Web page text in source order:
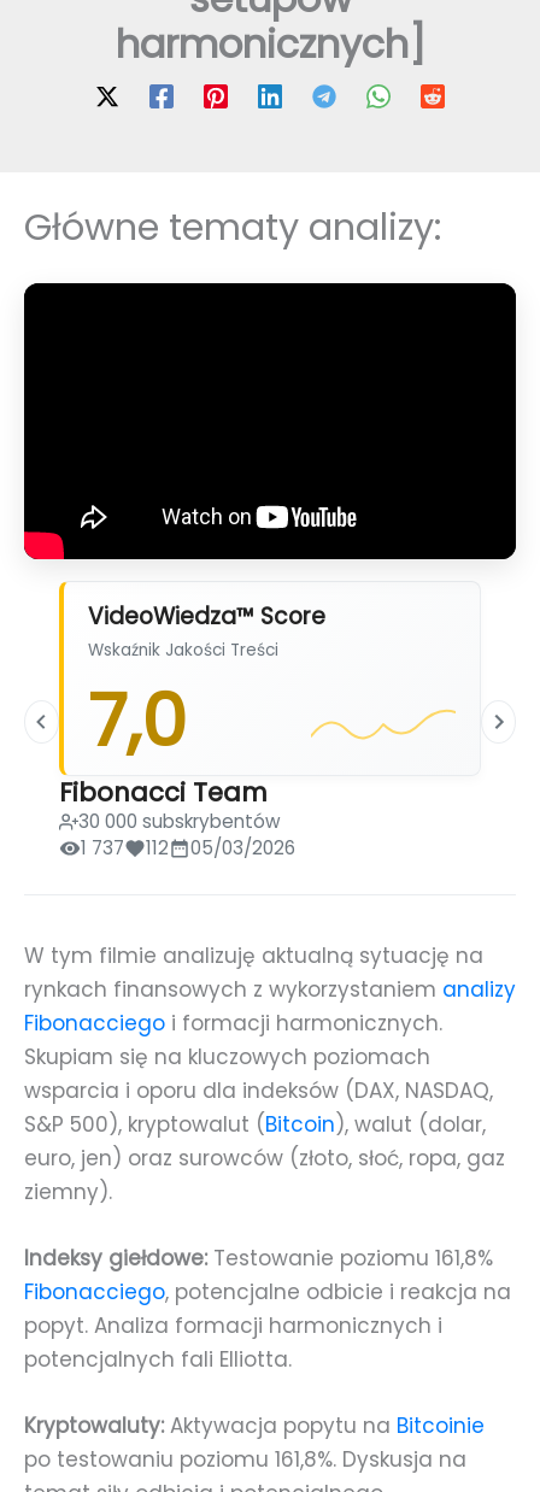
harmonicznych]
Główne tematy analizy:
VideoWiedza™ Score
Wskaźnik Jakości Treści
7,0
Fibonacci Team
30 000 subskrybentów
1 737
112 05/03/2026
W tym filmie analizuję aktualną sytuację na
rynkach finansowych z wykorzystaniem analizy
Fibonacciego i formacji harmonicznych.
Skupiam się na kluczowych poziomach
wsparcia i oporu dla indeksów (DAX, NASDAQ,
S&P 500), kryptowalut (Bitcoin), walut (dolar,
euro, jen) oraz surowców (złoto, słoć, ropa, gaz
ziemny).
Indeksy giełdowe:Testowanie poziomu 161,8%
Fibonacciego, potencjalne odbicie i reakcja na
popyt. Analiza formacji harmonicznych i
potencjalnych fali Elliotta.
Kryptowaluty:Aktywacja popytu na Bitcoinie
po testowaniu poziomu 161,8%. Dyskusja na